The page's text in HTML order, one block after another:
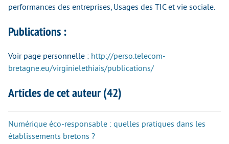
performances des entreprises, Usages des TIC et vie sociale.
Publications :
Voir page personnelle : http://perso.telecom-
bretagne.eu/virginielethiais/publications/
Articles de cet auteur (42)
Numérique éco-responsable : quelles pratiques dans les
établissements bretons ?